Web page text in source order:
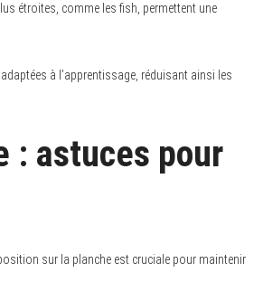
étroites, comme les fish, permettent une
à l’apprentissage, réduisant ainsi les
: astuces pour
sur la planche est cruciale pour maintenir